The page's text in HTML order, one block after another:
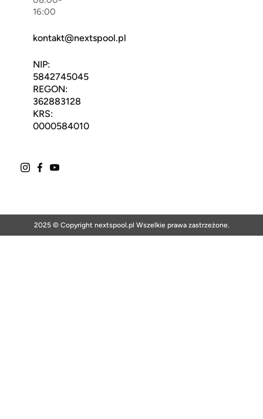
16:00
kontakt@nextspool.pl
NIP:
5842745045
REGON:
362883128
KRS:
0000584010